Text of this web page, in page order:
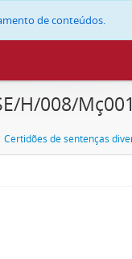
de conteúdos.
H/008/Mç001